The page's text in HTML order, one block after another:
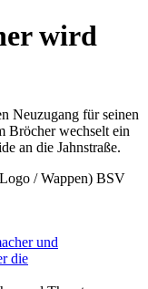
wird
Neuzugang für seinen
Bröcher wechselt ein
an die Jahnstraße.
BSV